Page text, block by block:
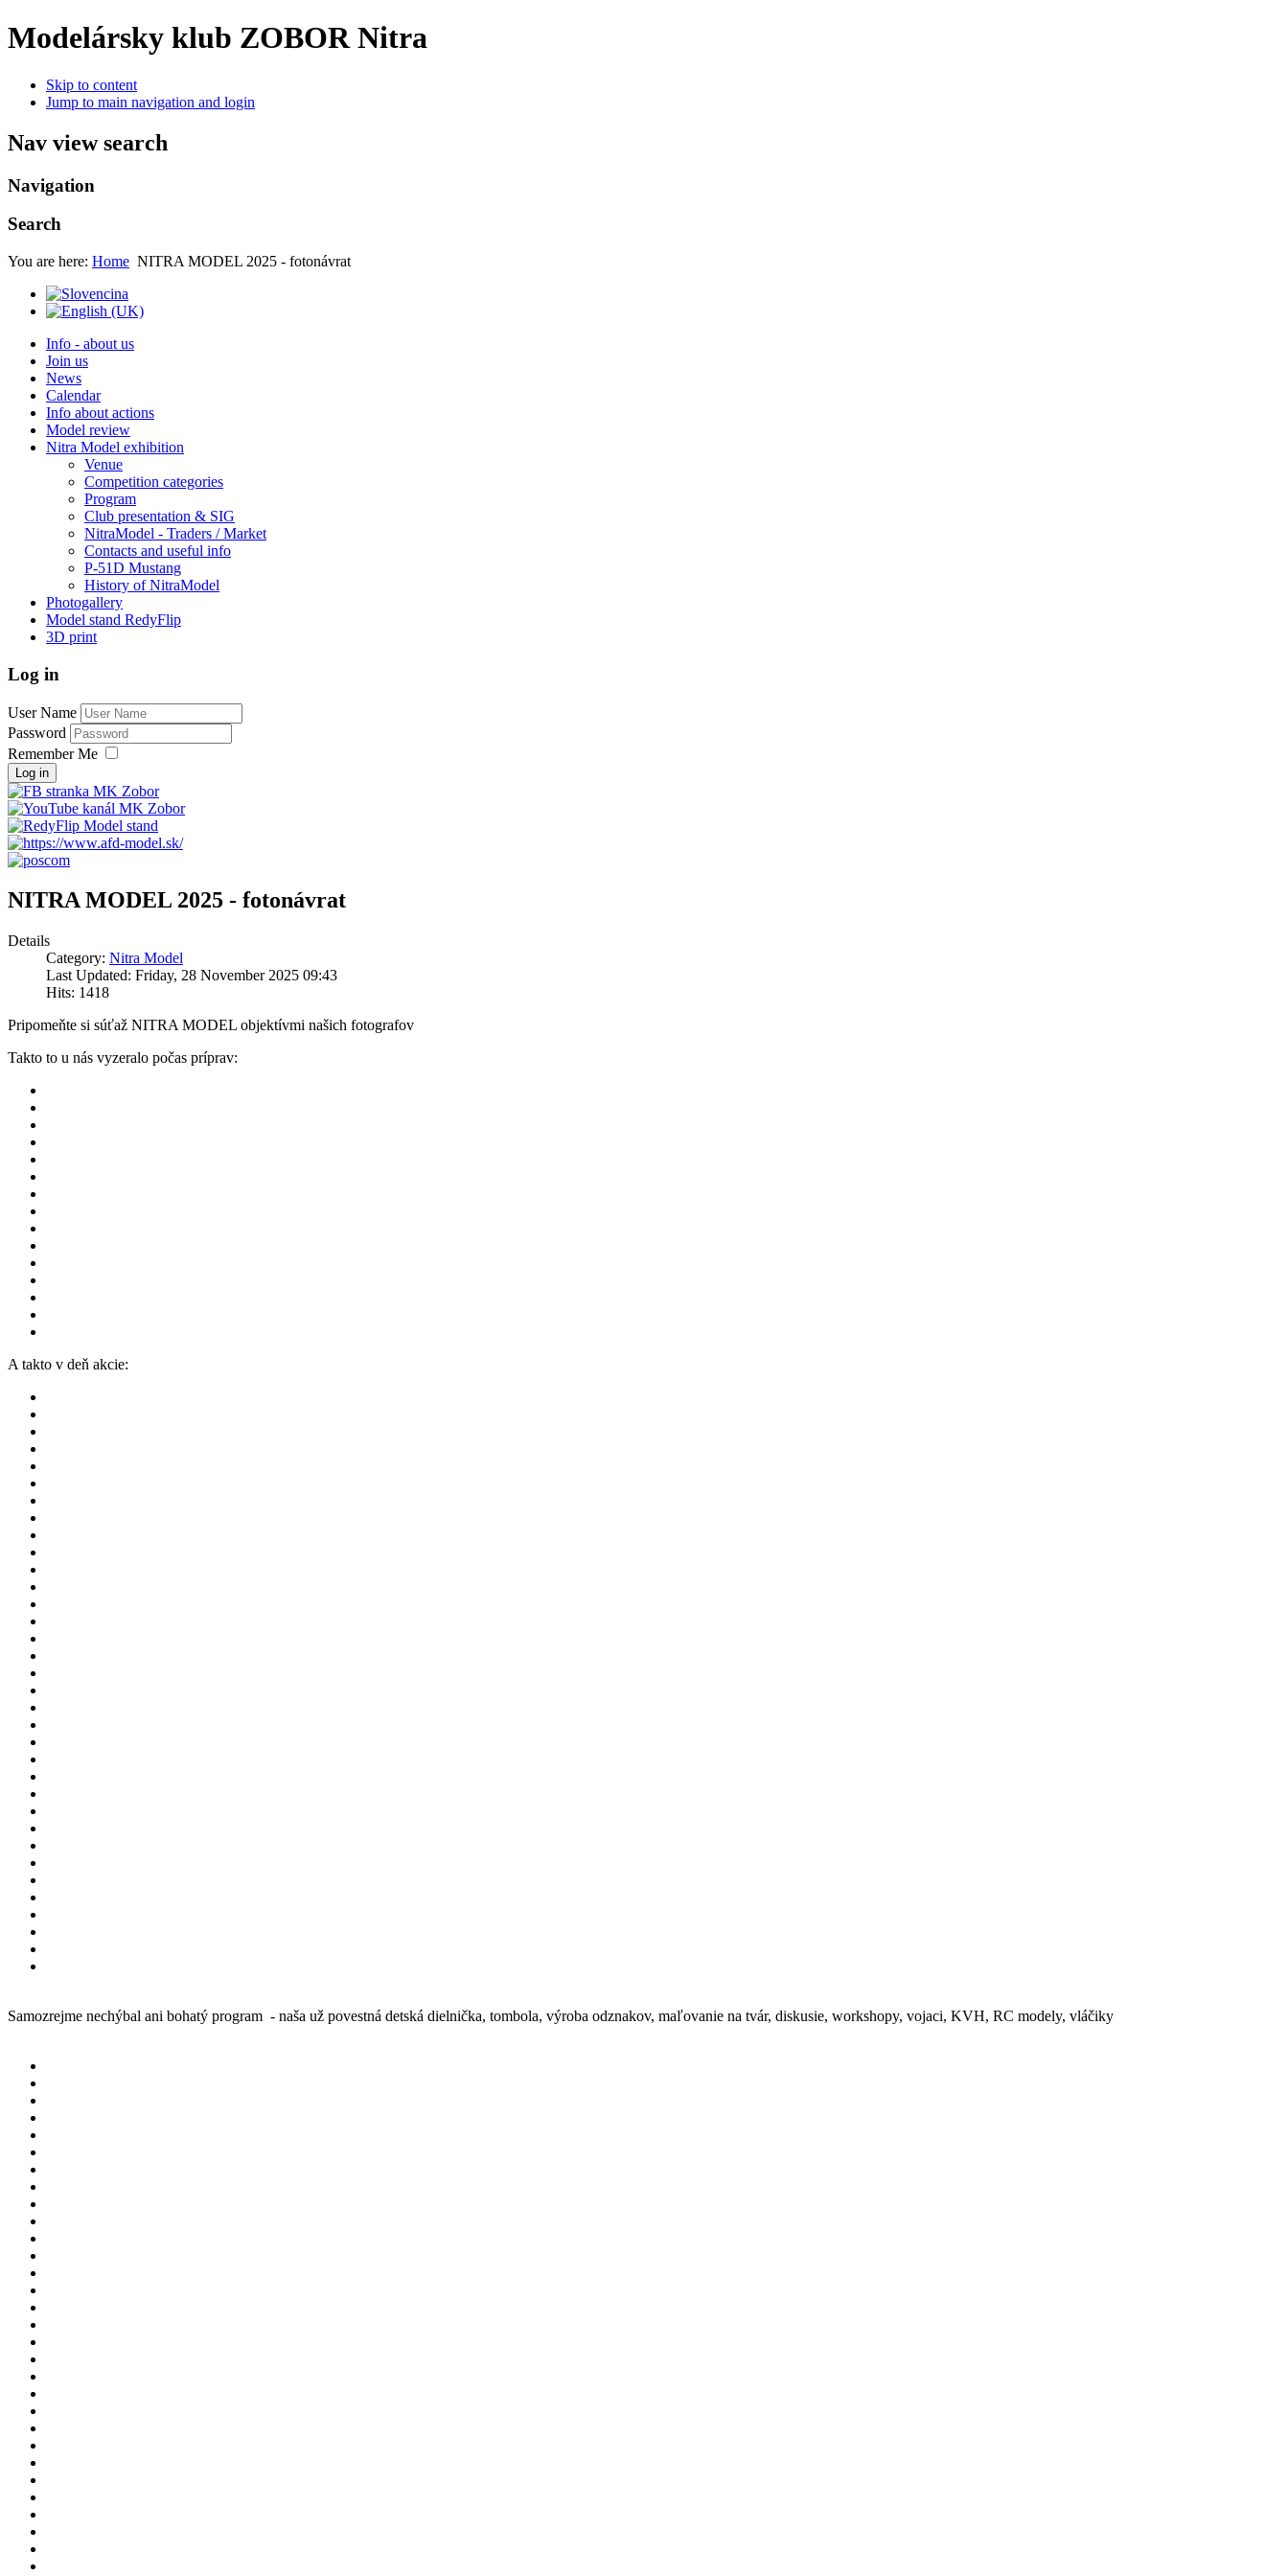
Modelársky klub ZOBOR Nitra
Skip to content
Jump to main navigation and login
Nav view search
Navigation
Search
You are here: Home NITRA MODEL 2025 - fotonávrat
Info - about us
Join us
News
Calendar
Info about actions
Model review
Nitra Model exhibition
Venue
Competition categories
Program
Club presentation & SIG
NitraModel - Traders / Market
Contacts and useful info
P-51D Mustang
History of NitraModel
Photogallery
Model stand RedyFlip
3D print
Log in
User Name
Password
Remember Me
Log in
NITRA MODEL 2025 - fotonávrat
Details
Category: Nitra Model
Last Updated: Friday, 28 November 2025 09:43
Hits: 1418
Pripomeňte si súťaž NITRA MODEL objektívmi našich fotografov
Takto to u nás vyzeralo počas príprav:
A takto v deň akcie:
Samozrejme nechýbal ani bohatý program - naša už povestná detská dielnička, tombola, výroba odznakov, maľovanie na tvár, diskusie, workshopy, vojaci, KVH, RC modely, vláčiky